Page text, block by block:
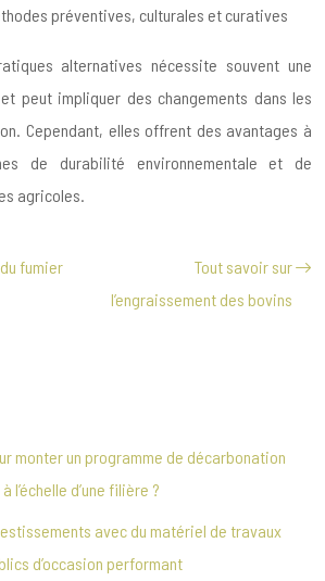
préventives, culturales et curatives
alternatives nécessite souvent une
peut impliquer des changements dans les
Cependant, elles offrent des avantages à
de durabilité environnementale et de
agricoles.
fumier
Tout savoir sur
l’engraissement des bovins
monter un programme de décarbonation
à l’échelle d’une filière ?
avec du matériel de travaux
d’occasion performant